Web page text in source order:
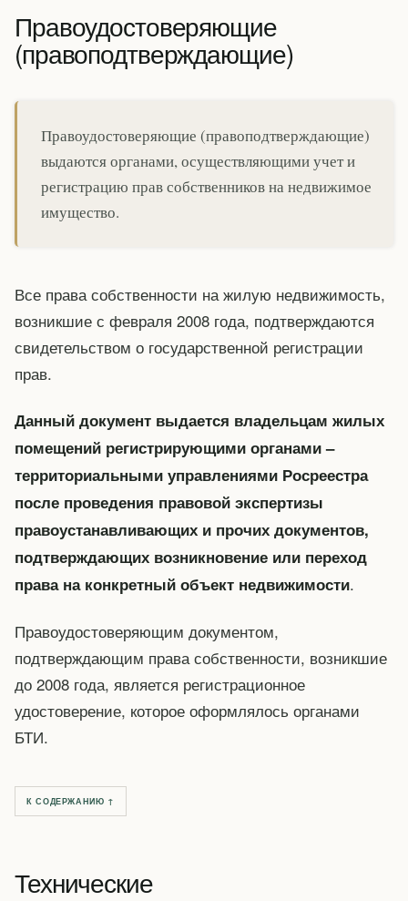
Правоудостоверяющие
(правоподтверждающие)
Правоудостоверяющие (правоподтверждающие)
выдаются органами, осуществляющими учет и
регистрацию прав собственников на недвижимое
имущество.
Все права собственности на жилую недвижимость,
возникшие с февраля 2008 года, подтверждаются
свидетельством о государственной регистрации
прав.
Данный документ выдается владельцам жилых
помещений регистрирующими органами –
территориальными управлениями Росреестра
после проведения правовой экспертизы
правоустанавливающих и прочих документов,
подтверждающих возникновение или переход
права на конкретный объект недвижимости.
Правоудостоверяющим документом,
подтверждающим права собственности, возникшие
до 2008 года, является регистрационное
удостоверение, которое оформлялось органами
БТИ.
К СОДЕРЖАНИЮ ↑
Технические